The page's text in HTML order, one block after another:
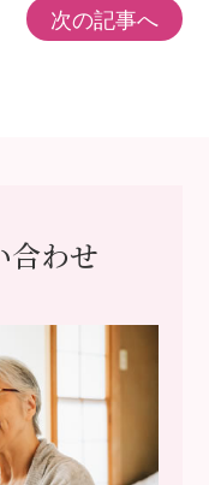
次の記事へ
合わせ